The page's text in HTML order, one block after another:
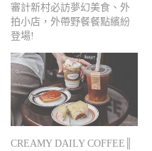
審計新村必訪夢幻美食、外
拍小店，外帶野餐餐點繽紛
登場!
CREAMY DAILY COFFEE║